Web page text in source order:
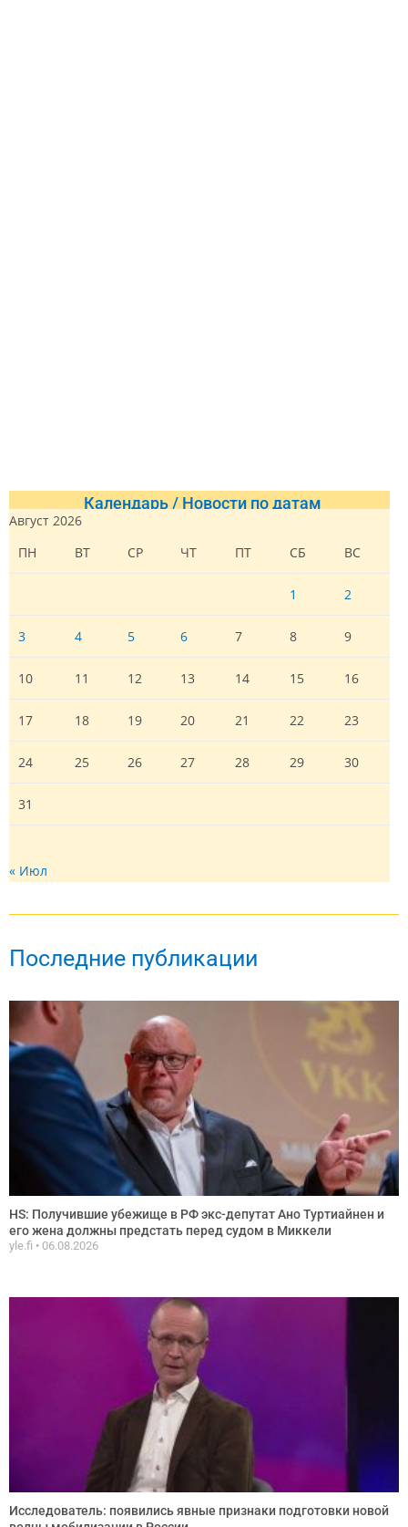
Календарь / Новости по датам
Август 2026
ПН
ВТ СР ЧТ ПТ СБ ВС
1 2
3 4 5 6 7 8 9
10 11 12 13 14 15 16
17 18 19 20 21 22 23
24 25 26 27 28 29 30
31
« Июл
Последние публикации
HS: Получившие убежище в РФ экс-депутат Ано Туртиайнен и
его жена должны предстать перед судом в Миккели
yle.fi 06.08.2026
Исследователь: появились явные признаки подготовки новой